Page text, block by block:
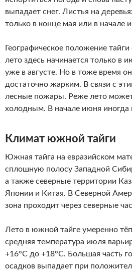
выпадает снег. Листья на
только в конце мая или в начале
Географическое положение
лето здесь начинается только в
уже в августе. Но в тоже время
достаточно жарким. В связи с
лесные пожары. Реже лето
холодным. В начале июня иногда
Климат южной тайги
Южная тайга на евразийском
сплошную полосу Западной
а также северные территории
Японии и Китая. В Северной
зона проходит через северные
Лето в южной тайге умеренно
средняя температура июля
+16°С до +18°С. Большая часть
осадков выпадает при